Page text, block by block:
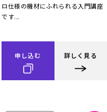
ロ仕様の機材にふれられる入門講座
です...
申し込む 詳しく見る